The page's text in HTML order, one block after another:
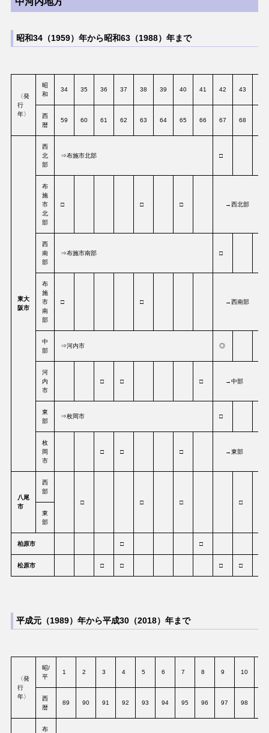
昭和34（1959）年から昭和63（1988）年まで
〈発
行
年〉
昭
和
34 35 36 37 38 39 40 41 42 43
西
暦
59 60 61 62 63 64 65 66 67 68
東大
阪市
西
北
部
⇒布施市北部 □
布
施
市
北
部
□ □ □ →西北部
西
南
部
⇒布施市南部 □
布
施
市
南
部
□ □ →西南部
中
部
⇒河内市 ◎
河
内
市
□ □ □ →中部
東
部
⇒枚岡市 □
枚
岡
市
□ □ □ →東部
八尾
市
西
部
□
□ □
□
東
部
柏原市 □ □
松原市 □ □ □ □
平成元（1989）年から平成30（2018）年まで
〈発
行
年〉
昭/
平
1 2 3 4 5 6 7 8 9 10
西
暦
89 90 91 92 93 94 95 96 97 98
布